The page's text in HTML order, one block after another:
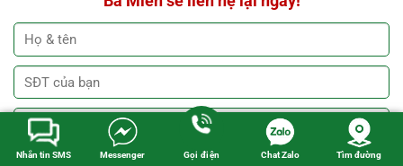
Tìm đường
Chat Zalo
Gọi điện
Messenger
Nhắn tin SMS